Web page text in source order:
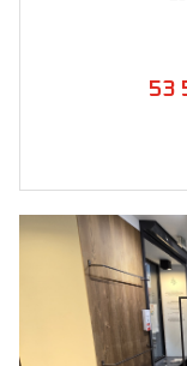
53